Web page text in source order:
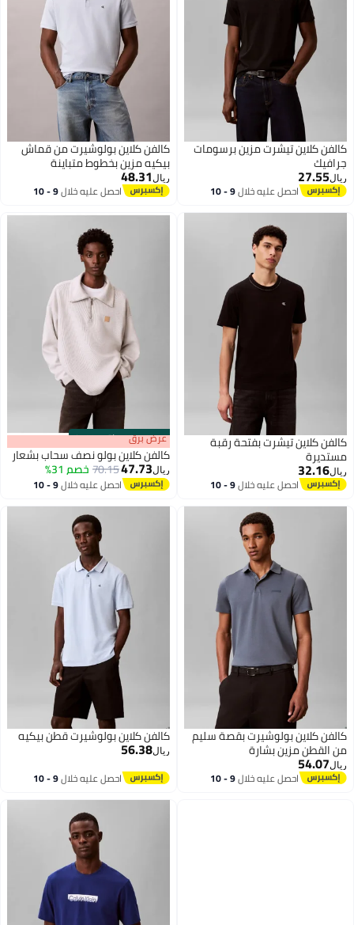
كالفن كلاين تيشرت مزين برسومات
جرافيك
ريال27.55
احصل عليه خلال 9 - 10
كالفن كلاين بولوشيرت من قماش
بيكيه مزين بخطوط متباينة
ريال48.31
احصل عليه خلال 9 - 10
كالفن كلاين تيشرت بفتحة رقبة
مستديرة
ريال32.16
احصل عليه خلال 9 - 10
00m:00s
·باقي 100% عرض برق
كالفن كلاين بولو نصف سحاب بشعار
ريال47.73
70.15خصم 31%
احصل عليه خلال 9 - 10
كالفن كلاين بولوشيرت بقصة سليم
من القطن مزين بشارة
ريال54.07
احصل عليه خلال 9 - 10
كالفن كلاين بولوشيرت قطن بيكيه
ريال56.38
احصل عليه خلال 9 - 10